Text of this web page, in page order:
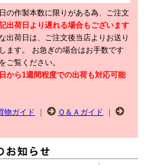
の作製本数に限りがある為、ご注文
記出荷日より遅れる場合もございます
出荷日は、ご注文後当店よりお送り
ます。 お急ぎの場合はお手数です
をご覧ください。
から1週間程度での出荷も対応可能
物ガイド ｜ Ｑ＆Ａガイド ｜